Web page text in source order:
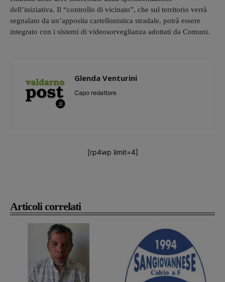
Articoli correlati
dell’iniziativa. Il “controllo di vicinato”, che sul territorio verrà
segnalato da un’apposita cartellonistica stradale, potrà essere
integrato con i sistemi di videosorveglianza adottati da Comuni.
Glenda Venturini
Capo redattore
[rp4wp limit=4]